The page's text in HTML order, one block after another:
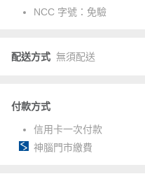
NCC 字號： 免驗
配送方式 無須配送
付款方式
信用卡一次付款
神腦門市繳費